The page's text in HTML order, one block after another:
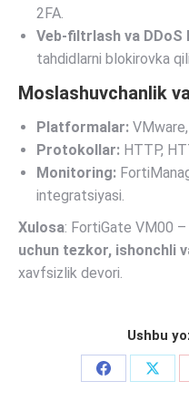
2FA.
Veb-filtrlash va DDoS
tahdidlarni blokirovka
Moslashuvchanlik
Platformalar:
Protokollar: HTTP,
Monitoring:
integratsiyasi.
Xulosa: FortiGate VM00
uchun tezkor, ishonchli
xavfsizlik devori.
Ushbu
Share
Share